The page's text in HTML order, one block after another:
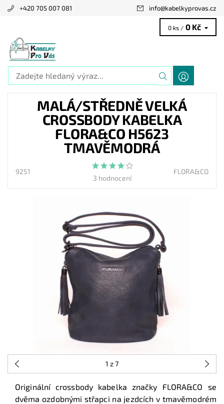
+420 705 007 081 info@kabelkyprovas.cz
0 ks / 0 Kč
MALÁ/STŘEDNĚ VELKÁ
CROSSBODY KABELKA
FLORA&CO H5623
TMAVĚMODRÁ
9251
3 hodnocení
FLORA&CO
1 z 7
Originální crossbody kabelka značky FLORA&CO se
dvěma ozdobnými střapci na jezdcích v tmavěmodrém